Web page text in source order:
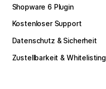
Shopware 6 Plugin
Kostenloser Support
Datenschutz & Sicherheit
Zustellbarkeit & Whitelisting